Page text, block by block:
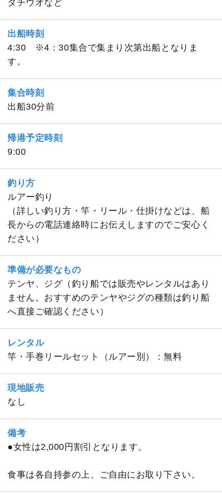
タチウオなど
出船時刻
4:30 ※4：30集合で集まり次第出船となりま
す。
集合時刻
出船30分前
帰港予定時刻
9:00
釣り方
ルアー釣り
（詳しい釣り方・竿・リール・仕掛けなどは、船
長からの電話連絡時にお伝えしますのでご安心く
ださい）
準備が必要なもの
テンヤ、ジグ（釣り船では販売やレンタルはあり
ません。おすすめのテンヤやジグの種類は釣り船
へ直接ご確認ください）
レンタル
竿・手巻リールセット（ルアー別）：無料
現地販売
なし
備考
●女性は2,000円割引となります。
食事は各自持参の上、ご自由にお取り下さい。